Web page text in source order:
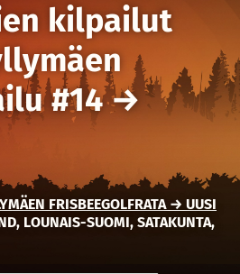
kilpailut
#14→
FRISBEEGOLFRATA → UUSI
LOUNAIS-SUOMI, SATAKUNTA,